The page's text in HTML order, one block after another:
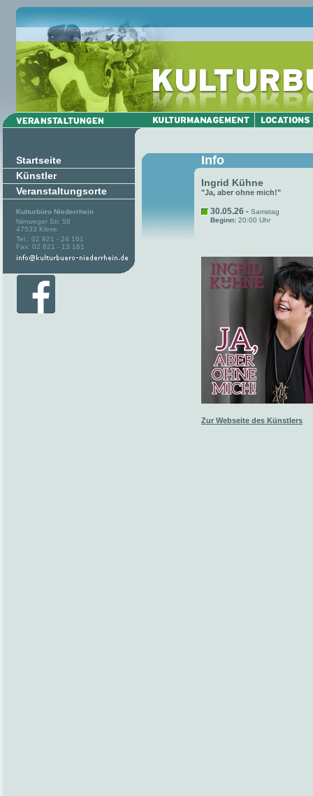
Startseite
Künstler
Veranstaltungsorte
Kulturbüro Niederrhein
Nimweger Str. 58
47533 Kleve
Tel.: 02 821 - 24 161
Fax: 02 821 - 13 161
Info
Ingrid Kühne
"Ja, aber ohne mich!"
30.05.26 - Samstag
Beginn: 20:00 Uhr
Zur Webseite des Künstlers